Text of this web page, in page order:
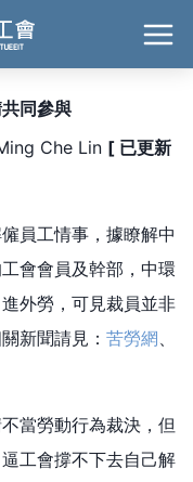
同參與
Che Lin [ 已更新
員工情事，據瞭解中
會會員及幹部，中環
外勞，可見裁員並非
新聞請見： 苦勞網、
當勞動行為裁決，但
工會撐不下去自己解